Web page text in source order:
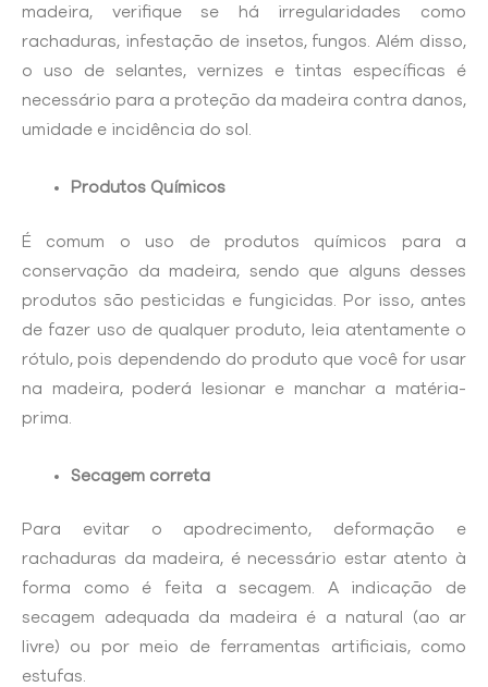
madeira, verifique se há irregularidades como
rachaduras, infestação de insetos, fungos. Além disso,
o uso de selantes, vernizes e tintas específicas é
necessário para a proteção da madeira contra danos,
umidade e incidência do sol.
Produtos Químicos
É comum o uso de produtos químicos para a
conservação da madeira, sendo que alguns desses
produtos são pesticidas e fungicidas. Por isso, antes
de fazer uso de qualquer produto, leia atentamente o
rótulo, pois dependendo do produto que você for usar
na madeira, poderá lesionar e manchar a matéria-
prima.
Secagem correta
Para evitar o apodrecimento, deformação e
rachaduras da madeira, é necessário estar atento à
forma como é feita a secagem. A indicação de
secagem adequada da madeira é a natural (ao ar
livre) ou por meio de ferramentas artificiais, como
estufas.